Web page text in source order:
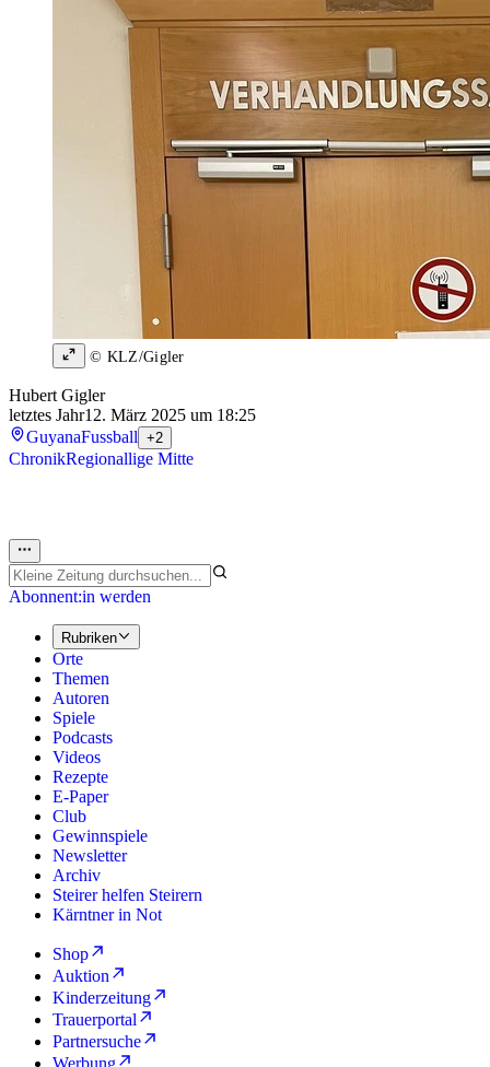
© KLZ/Gigler
Hubert Gigler
letztes Jahr12. März 2025 um 18:25
GuyanaFussball +2
ChronikRegionallige Mitte
Abonnent:in werden
Rubriken
Orte
Themen
Autoren
Spiele
Podcasts
Videos
Rezepte
E-Paper
Club
Gewinnspiele
Newsletter
Archiv
Steirer helfen Steirern
Kärntner in Not
Shop
Auktion
Kinderzeitung
Trauerportal
Partnersuche
Werbung